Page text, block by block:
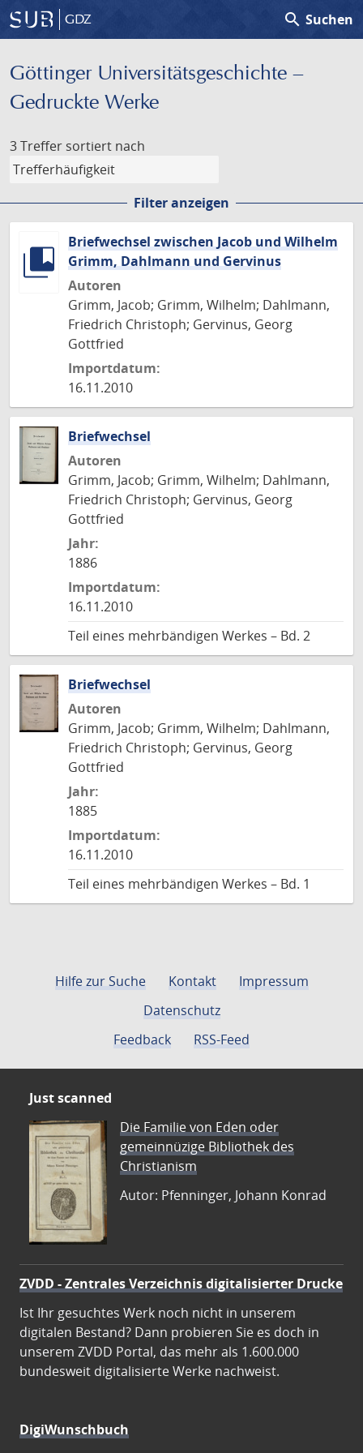
GDZ search Suchen
Göttinger Universitäts­geschichte –
Gedruckte Werke
3 Treffer sortiert nach
Filter anzeigen
Briefwechsel zwischen Jacob und Wilhelm
Grimm, Dahlmann und Gervinus
Autoren
Grimm, Jacob; Grimm, Wilhelm; Dahlmann,
Friedrich Christoph; Gervinus, Georg
Gottfried
Importdatum:
16.11.2010
Briefwechsel
Autoren
Grimm, Jacob; Grimm, Wilhelm; Dahlmann,
Friedrich Christoph; Gervinus, Georg
Gottfried
Jahr:
1886
Importdatum:
16.11.2010
Teil eines mehrbändigen Werkes – Bd. 2
Briefwechsel
Autoren
Grimm, Jacob; Grimm, Wilhelm; Dahlmann,
Friedrich Christoph; Gervinus, Georg
Gottfried
Jahr:
1885
Importdatum:
16.11.2010
Teil eines mehrbändigen Werkes – Bd. 1
Hilfe zur Suche Kontakt
Impressum
Datenschutz
Feedback
RSS-Feed
Just scanned
Die Familie von Eden oder
gemeinnüzige Bibliothek des
Christianism
Autor: Pfenninger, Johann Konrad
ZVDD - Zentrales Verzeichnis digitalisierter Drucke
Ist Ihr gesuchtes Werk noch nicht in unserem
digitalen Bestand? Dann probieren Sie es doch in
unserem ZVDD Portal, das mehr als 1.600.000
bundesweit digitalisierte Werke nachweist.
DigiWunschbuch